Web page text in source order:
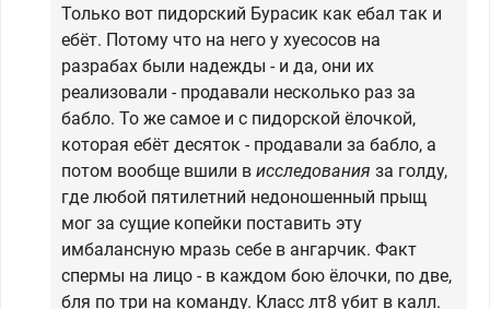
Только вот пидорский Бурасик как ебал так и
ебёт. Потому что на него у хуесосов на
разрабах были надежды - и да, они их
реализовали - продавали несколько раз за
бабло. То же самое и с пидорской ёлочкой,
которая ебёт десяток - продавали за бабло, а
потом вообще вшили в исследования за голду,
где любой пятилетний недоношенный прыщ
мог за сущие копейки поставить эту
имбалансную мразь себе в ангарчик. Факт
спермы на лицо - в каждом бою ёлочки, по две,
бля по три на команду. Класс лт8 убит в калл.